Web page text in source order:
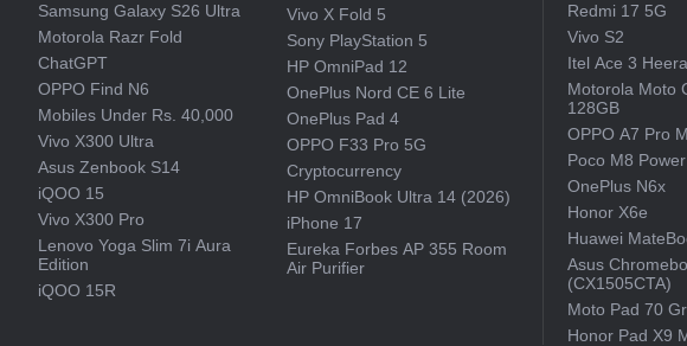
Samsung Galaxy S26 Ultra
Motorola Razr Fold
ChatGPT
OPPO Find N6
Mobiles Under Rs. 40,000
Vivo X300 Ultra
Asus Zenbook S14
iQOO 15
Vivo X300 Pro
Lenovo Yoga Slim 7i Aura
Edition
iQOO 15R
Vivo X Fold 5
Sony PlayStation 5
HP OmniPad 12
OnePlus Nord CE 6 Lite
OnePlus Pad 4
OPPO F33 Pro 5G
Cryptocurrency
HP OmniBook Ultra 14 (2026)
iPhone 17
Eureka Forbes AP 355 Room
Air Purifier
Redmi 17 5G
Vivo S2
Itel Ace 3 Heera
Motorola Moto
128GB
OPPO A7 Pro
Poco M8 Power
OnePlus N6x
Honor X6e
Huawei
Asus
(CX1505CTA)
Moto Pad 70
Honor Pad X9